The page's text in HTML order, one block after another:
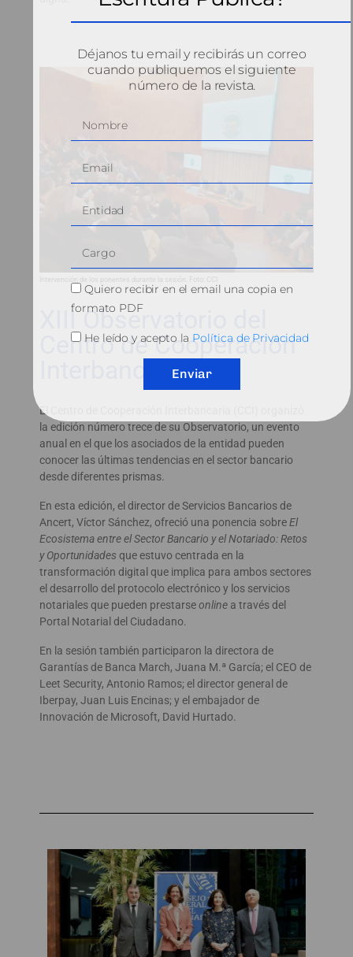
Intervención de los ponentes durante la sesión. Foto: CCI
XIII Observatorio del
Centro de Cooperación
Interbancaria
El Centro de Cooperación Interbancaria (CCI) organizó
la edición número trece de su Observatorio, un evento
anual en el que los asociados de la entidad pueden
conocer las últimas tendencias en el sector bancario
desde diferentes prismas.
En esta edición, el director de Servicios Bancarios de
Ancert, Víctor Sánchez, ofreció una ponencia sobreEl
Ecosistema entre el Sector Bancario y el Notariado: Retos
y Oportunidadesque estuvo centrada en la
transformación digital que implica para ambos sectores
el desarrollo del protocolo electrónico y los servicios
notariales que pueden prestarseonline a través del
Portal Notarial del Ciudadano.
En la sesión también participaron la directora de
Garantías de Banca March, Juana M.ª García; el CEO de
Leet Security, Antonio Ramos; el director general de
Iberpay, Juan Luis Encinas; y el embajador de
Innovación de Microsoft, David Hurtado.
Déjanos tu email y recibirás un correo
cuando publiquemos el siguiente
número de la revista.
Quiero recibir en el email una copia en
formato PDF
He leído y acepto la Política de Privacidad
Enviar